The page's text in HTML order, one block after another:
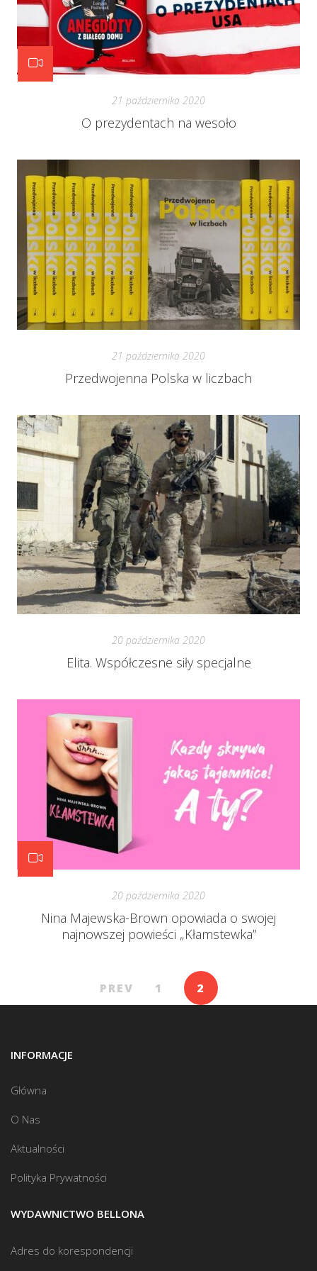
21 października 2020
O prezydentach na wesoło
21 października 2020
Przedwojenna Polska w liczbach
20 października 2020
Elita. Współczesne siły specjalne
20 października 2020
Nina Majewska-Brown opowiada o swojej
najnowszej powieści „Kłamstewka”
PREV 1 2
INFORMACJE
Główna
O Nas
Aktualności
Polityka Prywatności
WYDAWNICTWO BELLONA
Adres do korespondencji